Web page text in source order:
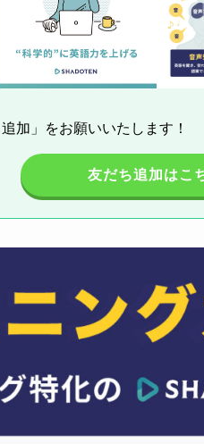
加」をお願いいたします！
友だち追加はこ